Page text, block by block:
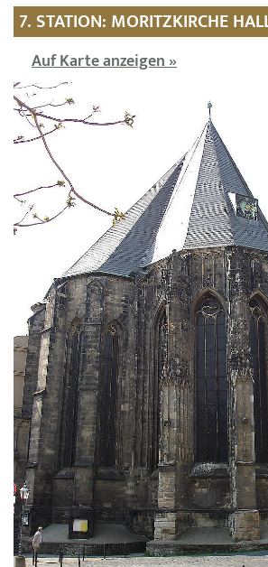
7. STATION: MORITZKIRCHE
Auf Karte anzeigen »